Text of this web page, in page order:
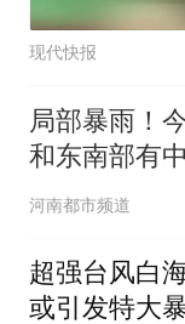
现代快报
局部暴雨！
和东南部有
河南都市频道
超强台风白
或引发特大